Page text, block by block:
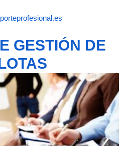
GESTIÓN DE